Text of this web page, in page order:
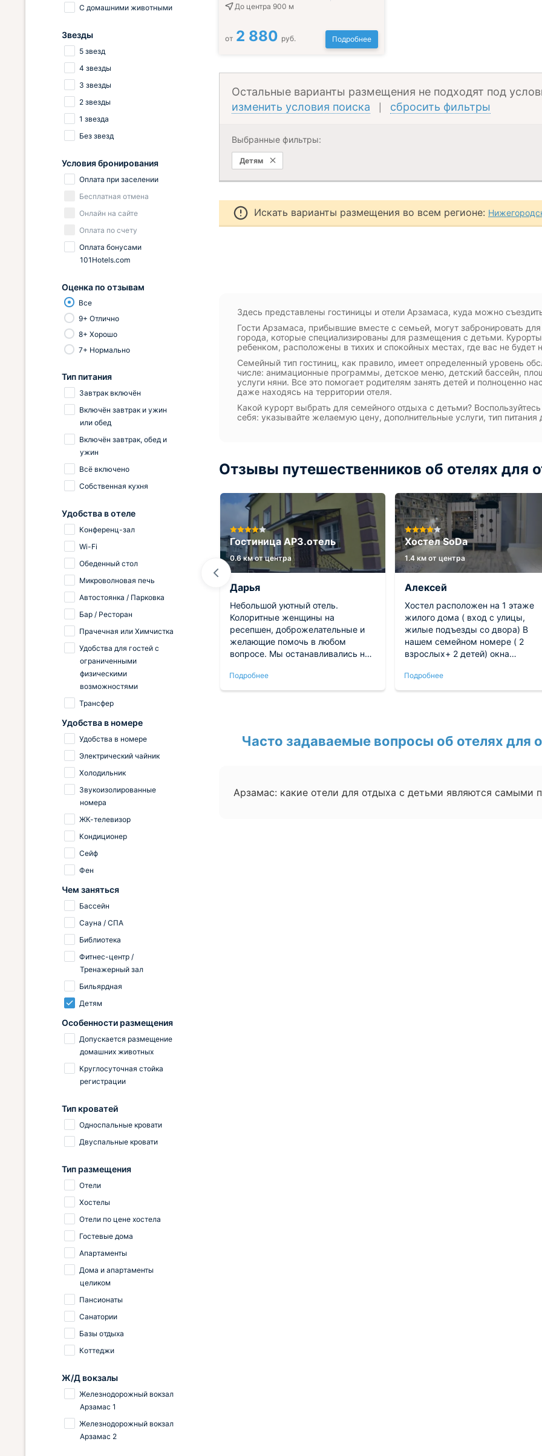
До центра 900 м
от 2 880 руб. Подробнее
Остальные варианты размещения не подходят под
изменить условия поиска
сбросить фильтры
Выбранные фильтры:
Детям
Искать варианты размещения во всем регионе:
Здесь представлены гостиницы и отели Арзамаса, куда можно
Гости Арзамаса, прибывшие вместе с семьей, могут забронировать
города, которые специализированы для размещения с детьми.
ребенком, расположены в тихих и спокойных местах, где вас не будет
Семейный тип гостиниц, как правило, имеет определенный уровень
числе: анимационные программы, детское меню, детский бассейн,
услуги няни. Все это помогает родителям занять детей и полноценно
даже находясь на территории отеля.
Какой курорт выбрать для семейного отдыха с детьми?
себя: указывайте желаемую цену, дополнительные услуги, тип питания
Отзывы путешественников об отелях для
Коттедж Сова Эко дом с
чаном Арзамас
2.8 км от центра
Олеся
Коттедж произвел впечатление
сразу. Он очень здорово
оформлен и внутри, и снаружи.
Абсолютно стильное пространство
в самой гуще леса. Неподалеку
находится побережье озера, где
открываются еще более
живописные виды. Также на
территории установлен банный
заказать еще и оздоровительные
процедуры. Хорошее место, где
можно организовать классный
отдых.
Подробнее
Гостиница AРЗ.отель
0.6 км от центра
Дарья
Небольшой уютный отель.
Колоритные женщины на
ресепшен, доброжелательные и
желающие помочь в любом
вопросе. Мы останавливались на
категории люкс. Две комнаты,
кровать и три дивана,
колокольный звон :)
Подробнее
Хостел SoDa
1.4 км от центра
Алексей
Хостел расположен на 1 этаже
жилого дома ( вход с улицы,
жилые подъезды со двора) В
нашем семейном номере ( 2
взрослых+ 2 детей) окна
даже с приоткрытыми окнами.
Подробнее
Часто задаваемые вопросы об отелях для
Арзамас: какие отели для отдыха с детьми являются самыми
С домашними животными
Звезды
5 звезд
4 звезды
3 звезды
2 звезды
1 звезда
Без звезд
Условия бронирования
Оплата при заселении
Бесплатная отмена
Онлайн на сайте
Оплата по счету
Оплата бонусами
101Hotels.com
Оценка по отзывам
Все
9+ Отлично
8+ Хорошо
7+ Нормально
Тип питания
Завтрак включён
Включён завтрак и ужин
или обед
Включён завтрак, обед и
ужин
Всё включено
Собственная кухня
Удобства в отеле
Конференц-зал
Wi-Fi
Обеденный стол
Микроволновая печь
Автостоянка / Парковка
Бар / Ресторан
Прачечная или Химчистка
Удобства для гостей с
ограниченными
физическими
возможностями
Трансфер
Удобства в номере
Удобства в номере
Электрический чайник
Холодильник
Звукоизолированные
номера
ЖК-телевизор
Кондиционер
Сейф
Фен
Чем заняться
Бассейн
Сауна / СПА
Библиотека
Фитнес-центр /
Тренажерный зал
Бильярдная
Детям
Особенности размещения
Допускается размещение
домашних животных
Круглосуточная стойка
регистрации
Тип кроватей
Односпальные кровати
Двуспальные кровати
Тип размещения
Отели
Хостелы
Отели по цене хостела
Гостевые дома
Апартаменты
Дома и апартаменты
целиком
Пансионаты
Санатории
Базы отдыха
Коттеджи
Ж/Д вокзалы
Железнодорожный вокзал
Арзамас 1
Железнодорожный вокзал
Арзамас 2